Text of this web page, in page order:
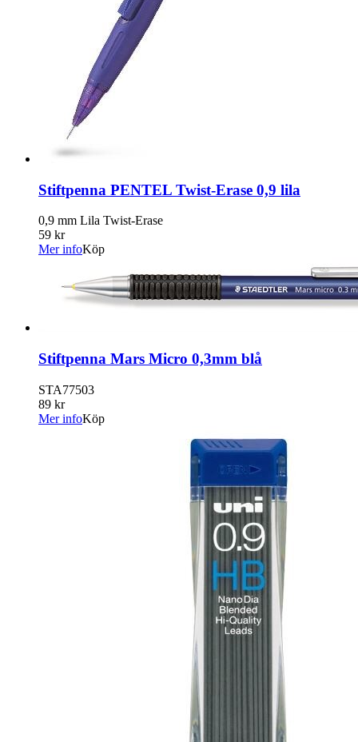
Stiftpenna PENTEL Twist-Erase 0,9 lila
0,9 mm Lila Twist-Erase
59 kr
Mer infoKöp
Stiftpenna Mars Micro 0,3mm blå
STA77503
89 kr
Mer infoKöp